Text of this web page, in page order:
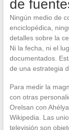
de
Ningún medio de
enciclopédica,
detalles sobre la
Ni la fecha, ni el
documentados.
de una estrategia
Para medir la
con otras
Orelsan con
Wikipedia. Las
televisión son